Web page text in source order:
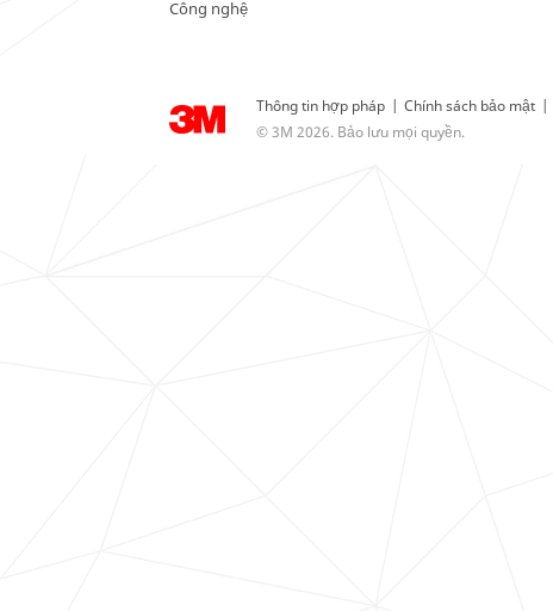
Công nghệ
Thông tin hợp pháp | Chính sách bảo mật |
© 3M 2026. Bảo lưu mọi quyền.